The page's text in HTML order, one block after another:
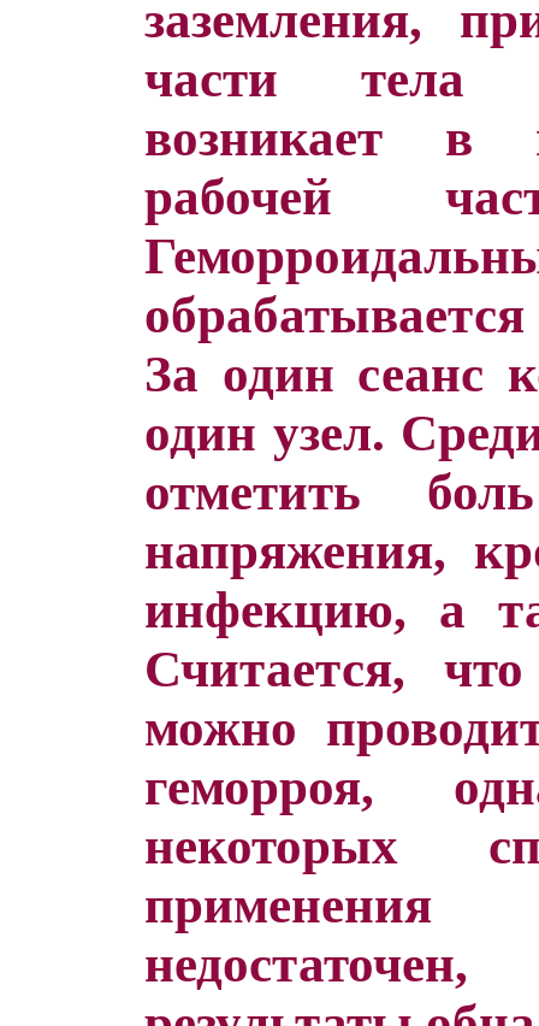
заземления,
части тела
возникает в
рабочей
За один сеанс
один узел.
отметить
напряжения,
инфекцию, а
Считается,
можно
геморроя,
некоторых